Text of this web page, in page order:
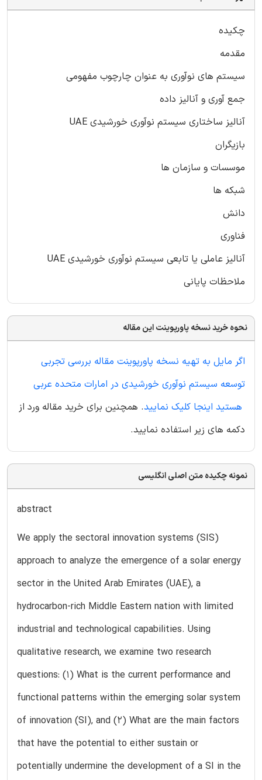
چکیده
مقدمه
سیستم های نوآوری به عنوان چارچوب مفهومی
جمع آوری و آنالیز داده
آنالیز ساختاری سیستم نوآوری خورشیدی UAE
بازیگران
موسسات و سازمان ها
شبکه ها
دانش
فناوری
آنالیز عاملی یا تابعی سیستم نوآوری خورشیدی UAE
ملاحظات پایانی
نحوه خرید نسخه پاورپوینت این مقاله
اگر مایل به تهیه نسخه پاورپوینت مقاله بررسی تجربی
توسعه سیستم نوآوری خورشیدی در امارات متحده عربی
هستید اینجا کلیک نمایید. همچنین برای خرید مقاله ورد از
دکمه های زیر استفاده نمایید.
نمونه چکیده متن اصلی انگلیسی
abstract
We apply the sectoral innovation systems (SIS)
approach to analyze the emergence of a solar energy
sector in the United Arab Emirates (UAE), a
hydrocarbon-rich Middle Eastern nation with limited
industrial and technological capabilities. Using
qualitative research, we examine two research
questions: (1) What is the current performance and
functional patterns within the emerging solar system
of innovation (SI), and (2) What are the main factors
that have the potential to either sustain or
potentially undermine the development of a SI in the